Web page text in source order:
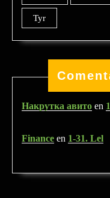
Tyr
Накрутка авито en
Finance en 1-31. Lel